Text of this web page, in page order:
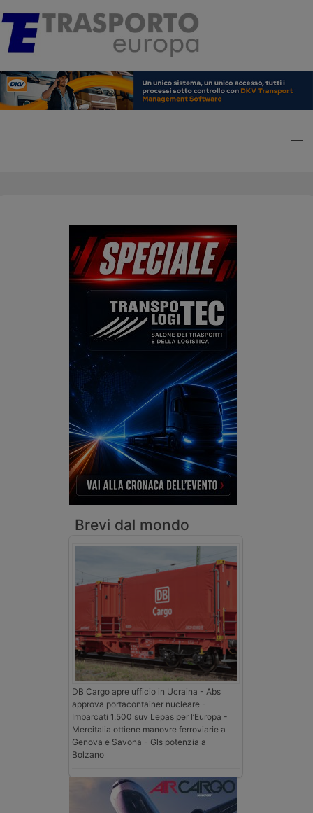
Brevi dal mondo
DB Cargo apre ufficio in Ucraina - Abs
approva portacontainer nucleare -
Imbarcati 1.500 suv Lepas per l’Europa -
Mercitalia ottiene manovre ferroviarie a
Genova e Savona - Gls potenzia a
Bolzano